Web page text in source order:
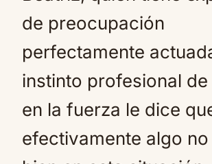
de preocupación
perfectamente
instinto profesional
en la fuerza le dice
efectivamente algo no